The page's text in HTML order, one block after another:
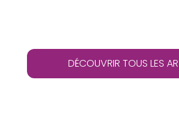
DÉCOUVRIR TOUS LES